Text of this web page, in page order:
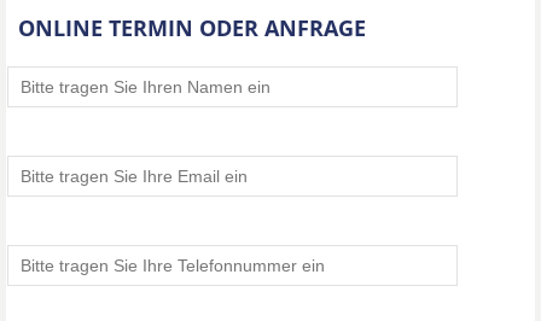
ONLINE TERMIN ODER ANFRAGE